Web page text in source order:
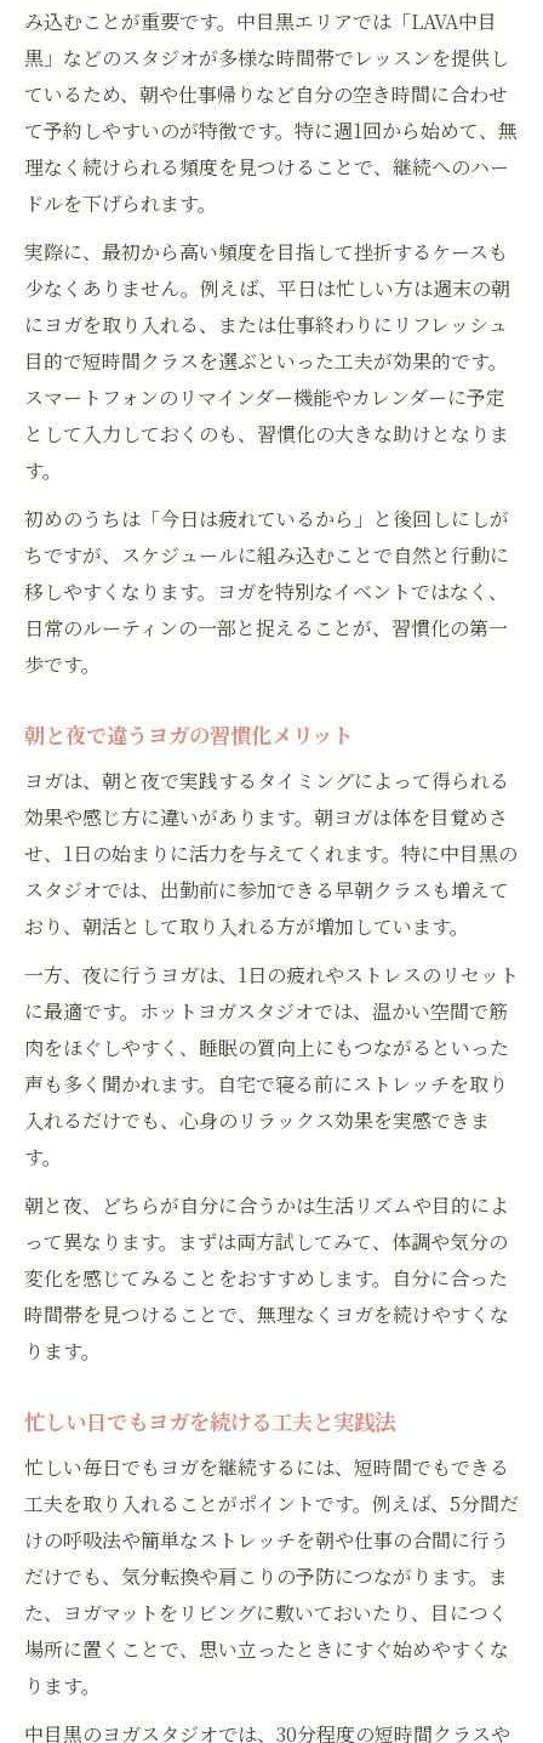
み込むことが重要です。中目黒エリアでは「LAVA中目
黒」などのスタジオが多様な時間帯でレッスンを提供し
ているため、朝や仕事帰りなど自分の空き時間に合わせ
て予約しやすいのが特徴です。特に週1回から始めて、無
理なく続けられる頻度を見つけることで、継続へのハー
ドルを下げられます。
実際に、最初から高い頻度を目指して挫折するケースも
少なくありません。例えば、平日は忙しい方は週末の朝
にヨガを取り入れる、または仕事終わりにリフレッシュ
目的で短時間クラスを選ぶといった工夫が効果的です。
スマートフォンのリマインダー機能やカレンダーに予定
として入力しておくのも、習慣化の大きな助けとなりま
す。
初めのうちは「今日は疲れているから」と後回しにしが
ちですが、スケジュールに組み込むことで自然と行動に
移しやすくなります。ヨガを特別なイベントではなく、
日常のルーティンの一部と捉えることが、習慣化の第一
歩です。
朝と夜で違うヨガの習慣化メリット
ヨガは、朝と夜で実践するタイミングによって得られる
効果や感じ方に違いがあります。朝ヨガは体を目覚めさ
せ、1日の始まりに活力を与えてくれます。特に中目黒の
スタジオでは、出勤前に参加できる早朝クラスも増えて
おり、朝活として取り入れる方が増加しています。
一方、夜に行うヨガは、1日の疲れやストレスのリセット
に最適です。ホットヨガスタジオでは、温かい空間で筋
肉をほぐしやすく、睡眠の質向上にもつながるといった
声も多く聞かれます。自宅で寝る前にストレッチを取り
入れるだけでも、心身のリラックス効果を実感できま
す。
朝と夜、どちらが自分に合うかは生活リズムや目的によ
って異なります。まずは両方試してみて、体調や気分の
変化を感じてみることをおすすめします。自分に合った
時間帯を見つけることで、無理なくヨガを続けやすくな
ります。
忙しい日でもヨガを続ける工夫と実践法
忙しい毎日でもヨガを継続するには、短時間でもできる
工夫を取り入れることがポイントです。例えば、5分間だ
けの呼吸法や簡単なストレッチを朝や仕事の合間に行う
だけでも、気分転換や肩こりの予防につながります。ま
た、ヨガマットをリビングに敷いておいたり、目につく
場所に置くことで、思い立ったときにすぐ始めやすくな
ります。
中目黒のヨガスタジオでは、30分程度の短時間クラスや